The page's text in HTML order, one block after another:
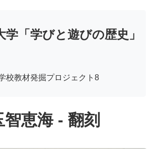
学「学びと遊びの歴史」
校教材発掘プロジェクト8
恵海 - 翻刻